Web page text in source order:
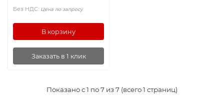
Без НДС: Цена по запросу
В корзину
Заказать в 1 клик
Показано с 1 по 7 из 7 (всего 1 страниц)